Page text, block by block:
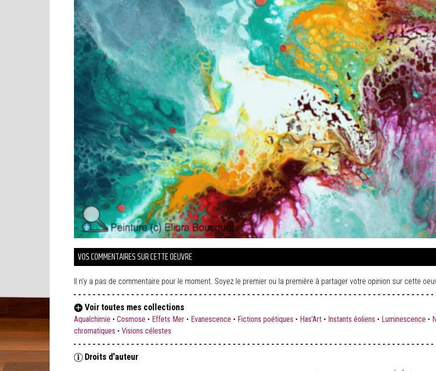
VOS COMMENTAIRES SUR CETTE OEUVRE
Il n'y a pas de commentaire pour le moment. Soyez le premier ou la première à partager votre opinion sur cette
Voir toutes mes collections
Aqualchimie • Cosmose • Effets Mer • Evanescence • Fictions poétiques • Has'Art • Instants éoliens • Luminescence •
chromatiques • Visions célestes
Droits d'auteur